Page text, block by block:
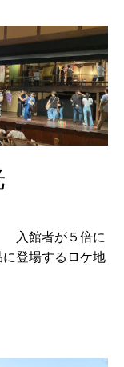
入館者が５倍に
登場するロケ地